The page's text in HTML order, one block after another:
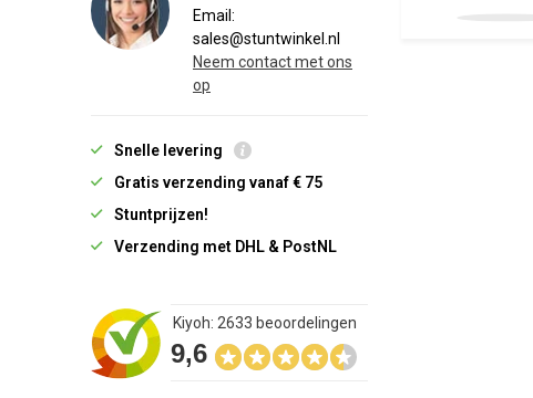
Email:
sales@stuntwinkel.nl
Neem contact met ons
op
Snelle levering
Gratis verzending vanaf € 75
Stuntprijzen!
Verzending met DHL & PostNL
9,6
Kiyoh: 2633 beoordelingen